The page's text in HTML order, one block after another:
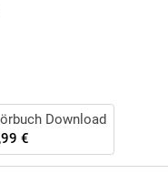
Download
€